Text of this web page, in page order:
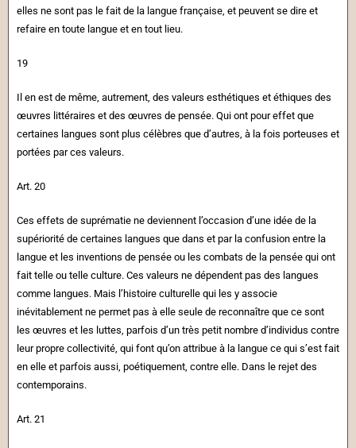
elles ne sont pas le fait de la langue française, et peuvent se dire et
refaire en toute langue et en tout lieu.
19
Il en est de même, autrement, des valeurs esthétiques et éthiques des
œuvres littéraires et des œuvres de pensée. Qui ont pour effet que
certaines langues sont plus célèbres que d’autres, à la fois porteuses et
portées par ces valeurs.
Art. 20
Ces effets de suprématie ne deviennent l’occasion d’une idée de la
supériorité de certaines langues que dans et par la confusion entre la
langue et les inventions de pensée ou les combats de la pensée qui ont
fait telle ou telle culture. Ces valeurs ne dépendent pas des langues
comme langues. Mais l’histoire culturelle qui les y associe
inévitablement ne permet pas à elle seule de reconnaître que ce sont
les œuvres et les luttes, parfois d’un très petit nombre d’individus contre
leur propre collectivité, qui font qu’on attribue à la langue ce qui s’est fait
en elle et parfois aussi, poétiquement, contre elle. Dans le rejet des
contemporains.
Art. 21